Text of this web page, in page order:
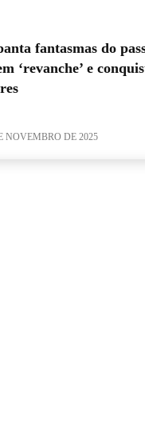
fantasmas do
‘revanche’ e
NOVEMBRO DE 2025